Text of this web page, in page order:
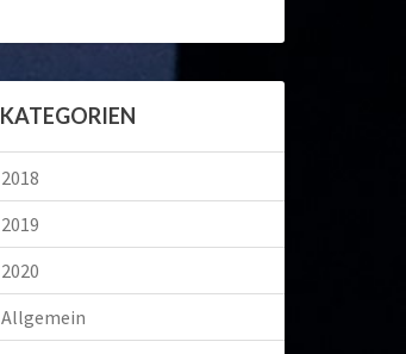
KATEGORIEN
2018
2019
2020
Allgemein